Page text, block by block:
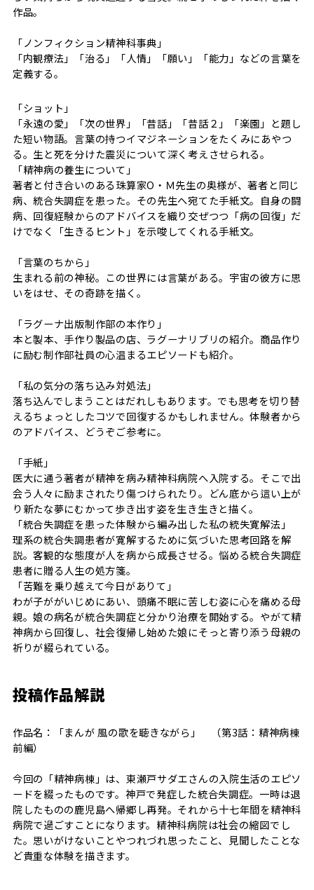
作品。
「ノンフィクション精神科事典」
「内観療法」「治る」「人情」「願い」「能力」などの言葉を
定義する。
「ショット」
「永遠の愛」「次の世界」「昔話」「昔話２」「楽園」と題し
た短い物語。言葉の持つイマジネーションをたくみにあやつ
る。生と死を分けた震災について深く考えさせられる。
「精神病の養生について」
著者と付き合いのある珠算家O・Ｍ先生の奥様が、著者と同じ
病、統合失調症を患った。その先生へ宛てた手紙文。自身の闘
病、回復経験からのアドバイスを織り交ぜつつ「病の回復」だ
けでなく「生きるヒント」を示唆してくれる手紙文。
「言葉のちから」
生まれる前の神秘。この世界には言葉がある。宇宙の彼方に思
いをはせ、その奇跡を描く。
「ラグーナ出版制作部の本作り」
本と製本、手作り製品の店、ラグーナリブリの紹介。商品作り
に励む制作部社員の心温まるエピソードも紹介。
「私の気分の落ち込み対処法」
落ち込んでしまうことはだれしもあります。でも思考を切り替
えるちょっとしたコツで回復するかもしれません。体験者から
のアドバイス、どうぞご参考に。
「手紙」
医大に通う著者が精神を病み精神科病院へ入院する。そこで出
会う人々に励まされたり傷つけられたり。どん底から這い上が
り新たな夢にむかって歩き出す姿を生き生きと描く。
「統合失調症を患った体験から編み出した私の統失寛解法」
理系の統合失調患者が寛解するために気づいた思考回路を解
説。客観的な態度が人を病から成長させる。悩める統合失調症
患者に贈る人生の処方箋。
「苦難を乗り越えて今日がありて」
わが子ががいじめにあい、頭痛不眠に苦しむ姿に心を痛める母
親。娘の病名が統合失調症と分かり治療を開始する。やがて精
神病から回復し、社会復帰し始めた娘にそっと寄り添う母親の
祈りが綴られている。
投稿作品解説
作品名：「まんが 風の歌を聴きながら」 （第3話：精神病棟
前編）
今回の「精神病棟」は、東瀬戸サダエさんの入院生活のエピソ
ードを綴ったものです。神戸で発症した統合失調症。一時は退
院したものの鹿児島へ帰郷し再発。それから十七年間を精神科
病院で過ごすことになります。精神科病院は社会の縮図でし
た。思いがけないことやつれづれ思ったこと、見聞したことな
ど貴重な体験を描きます。